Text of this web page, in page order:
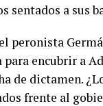
sentados a sus
peronista
encubrir a
de dictamen.
frente al